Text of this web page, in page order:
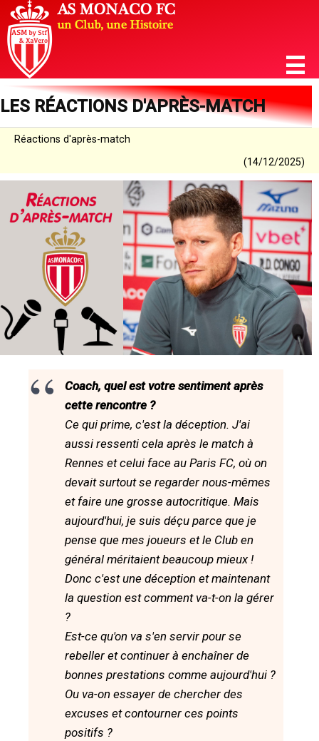
LES RÉACTIONS D'APRÈS-MATCH
Réactions d'après-match
(14/12/2025)
Coach, quel est votre sentiment après
cette rencontre ?
Ce qui prime, c'est la déception. J'ai
aussi ressenti cela après le match à
Rennes et celui face au Paris FC, où on
devait surtout se regarder nous-mêmes
et faire une grosse autocritique. Mais
aujourd'hui, je suis déçu parce que je
pense que mes joueurs et le Club en
général méritaient beaucoup mieux !
Donc c'est une déception et maintenant
la question est comment va-t-on la gérer
?
Est-ce qu'on va s'en servir pour se
rebeller et continuer à enchaîner de
bonnes prestations comme aujourd'hui ?
Ou va-on essayer de chercher des
excuses et contourner ces points
positifs ?